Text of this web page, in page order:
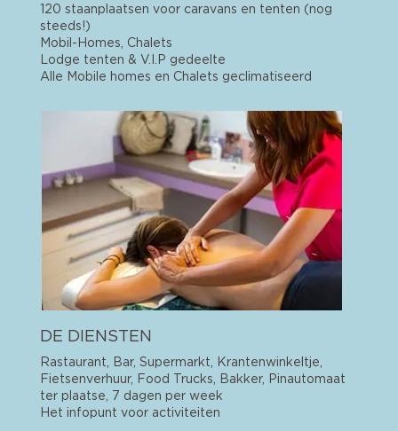
120 staanplaatsen voor caravans en tenten (nog
steeds!)
Mobil-Homes, Chalets
Lodge tenten & V.I.P gedeelte
Alle Mobile homes en Chalets geclimatiseerd
DE DIENSTEN
Rastaurant, Bar, Supermarkt, Krantenwinkeltje,
Fietsenverhuur, Food Trucks, Bakker, Pinautomaat
ter plaatse, 7 dagen per week
Het infopunt voor activiteiten